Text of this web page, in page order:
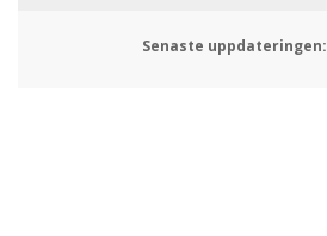
Senaste uppdateringen: